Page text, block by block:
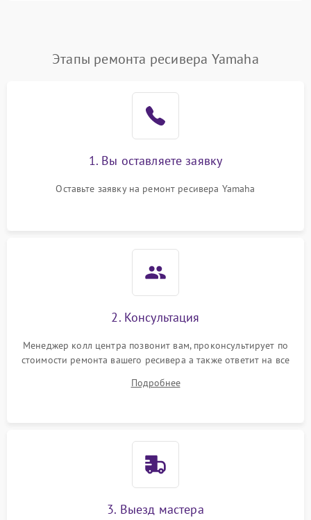
Этапы ремонта ресивера Yamaha
1. Вы оставляете заявку
Оставьте заявку на ремонт ресивера Yamaha
2. Консультация
Менеджер колл центра позвонит вам, проконсультирует по
стоимости ремонта вашего ресивера а также ответит на все
Подробнее
3. Выезд мастера